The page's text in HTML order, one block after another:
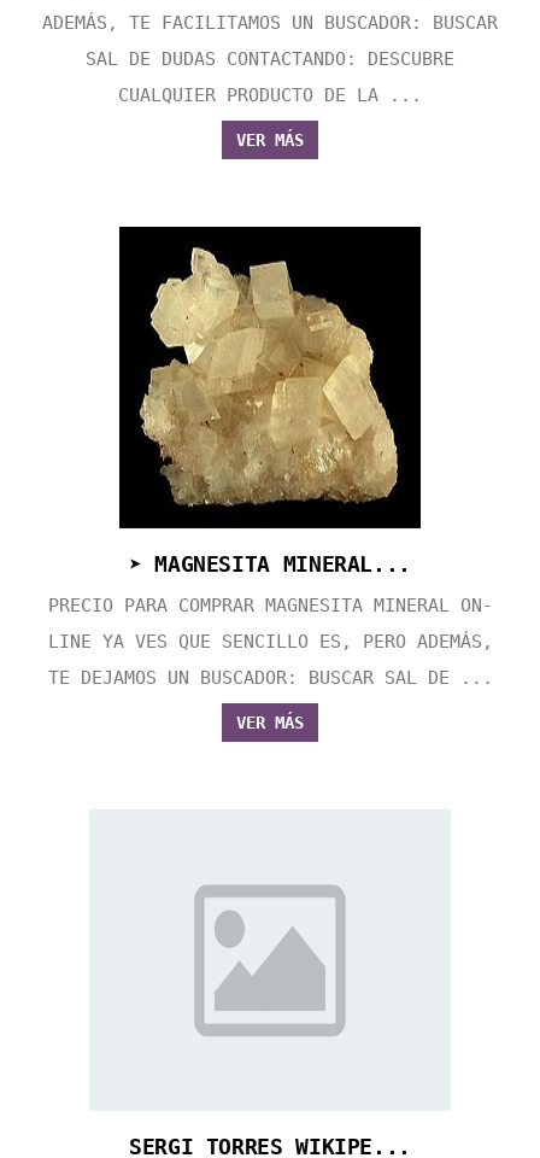
ADEMÁS, TE FACILITAMOS UN BUSCADOR: BUSCAR
SAL DE DUDAS CONTACTANDO: DESCUBRE
CUALQUIER PRODUCTO DE LA ...
VER MÁS
➤ MAGNESITA MINERAL...
PRECIO PARA COMPRAR MAGNESITA MINERAL ON-
LINE YA VES QUE SENCILLO ES, PERO ADEMÁS,
TE DEJAMOS UN BUSCADOR: BUSCAR SAL DE ...
VER MÁS
SERGI TORRES WIKIPE...